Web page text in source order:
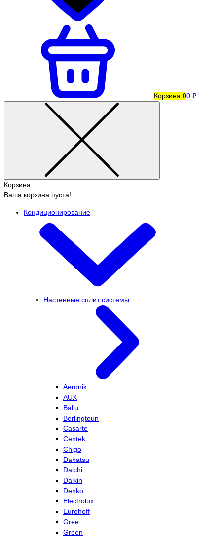
Корзина 00 ₽
Корзина
Ваша корзина пуста!
Кондиционирование
Настенные сплит системы
Aeronik
AUX
Ballu
Berlingtoun
Casarte
Centek
Chigo
Dahatsu
Daichi
Daikin
Denko
Electrolux
Eurohoff
Gree
Green